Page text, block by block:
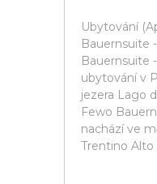
Ubytování
Bauernsuite
Bauernsuite
ubytování v
jezera Lago
Fewo
nachází ve
Trentino Alto